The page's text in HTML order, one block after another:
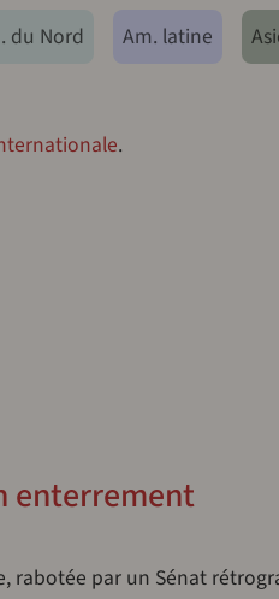
du Nord Am. latine
.
enterrement
rabotée par un Sénat